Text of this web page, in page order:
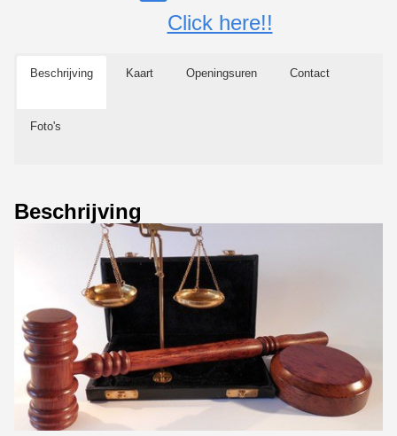
Click here!!
Beschrijving Kaart Openingsuren Contact
Foto's
Beschrijving